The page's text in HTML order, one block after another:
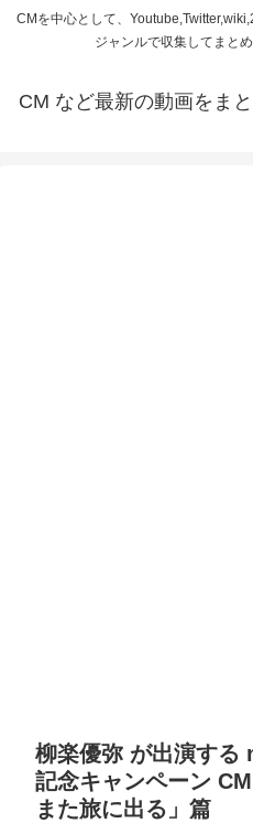
CMを中心として、
ジャンルで収集してまと
CM など最新の動画をま
柳楽優弥 が出演す
記念キャンペーン
また旅に出る」篇